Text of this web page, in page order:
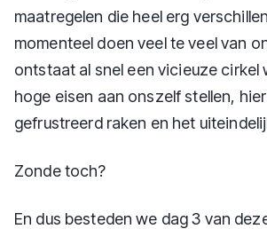
maatregelen die heel erg
momenteel doen veel te veel van
ontstaat al snel een vicieuze cirkel
hoge eisen aan onszelf stellen,
gefrustreerd raken en het
Zonde toch?
En dus besteden we dag 3 van